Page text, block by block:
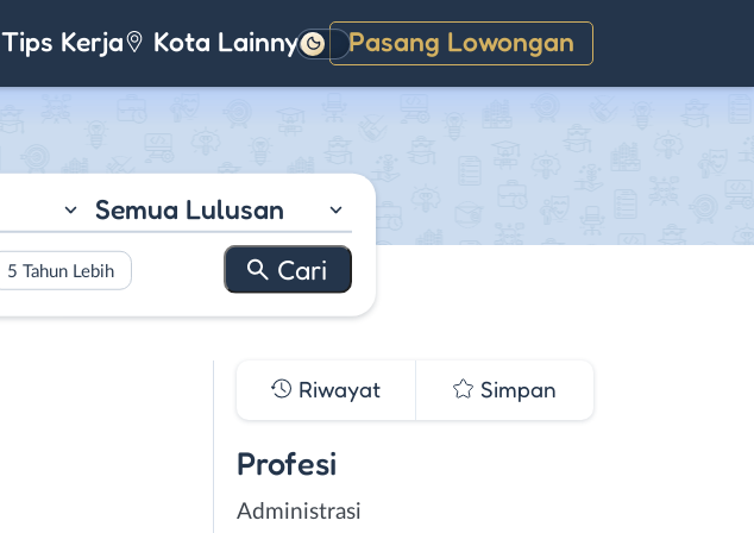
Tips Kerja Kota Lainnya Pasang Lowongan
Gelap
Semua Lulusan
5 Tahun Lebih
Riwayat Simpan
Profesi
Administrasi